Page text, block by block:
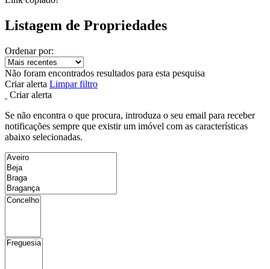
Listagem de Propriedades
Ordenar por:
Não foram encontrados resultados para esta pesquisa
Criar alerta Limpar filtro
Criar alerta
Se não encontra o que procura, introduza o seu email para receber
notificações sempre que existir um imóvel com as características
abaixo selecionadas.